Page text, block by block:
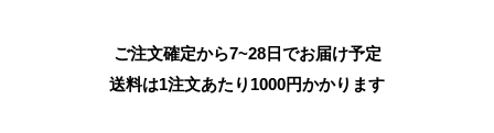
ご注文確定から7~28日でお届け予定
送料は1注文あたり 1000円かかります